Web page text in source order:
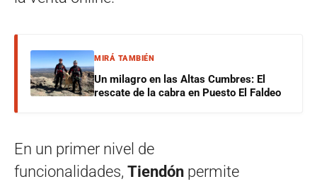
MIRÁ TAMBIÉN
Un milagro en las Altas Cumbres: El
rescate de la cabra en Puesto El Faldeo
En un primer nivel de
funcionalidades, Tiendón permite